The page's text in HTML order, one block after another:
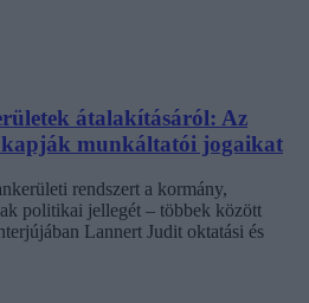
átalakításáról: Az
munkáltatói jogaikat
rendszert a kormány,
politikai jellegét – többek között
Lannert Judit oktatási és